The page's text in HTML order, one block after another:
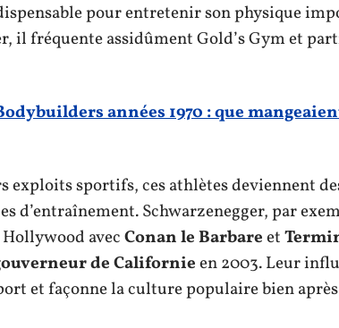
pour entretenir son physique
il fréquente assidûment Gold’s Gym et
années 1970 : que
exploits sportifs, ces athlètes deviennent
d’entraînement. Schwarzenegger, par
avecConan le Barbareet
de Californieen 2003. Leur
et façonne la culture populaire bien